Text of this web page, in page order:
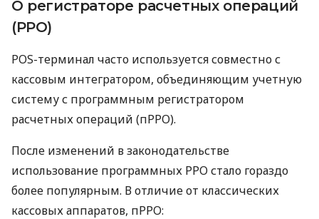
О регистраторе расчетных операций
(РРО)
POS-терминал часто используется совместно с
кассовым интегратором, объединяющим учетную
систему с программным регистратором
расчетных операций (пРРО).
После изменений в законодательстве
использование программных РРО стало гораздо
более популярным. В отличие от классических
кассовых аппаратов, пРРО: